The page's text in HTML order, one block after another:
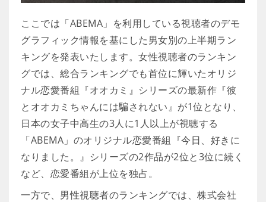
ここでは「ABEMA」を利用している視聴者のデモ
グラフィック情報を基にした男女別の上半期ラン
キングを発表いたします。女性視聴者のランキン
グでは、総合ランキングでも首位に輝いたオリジ
ナル恋愛番組『オオカミ』シリーズの最新作『彼
とオオカミちゃんには騙されない』が1位となり、
日本の女子中高生の3人に1人以上が視聴する
「ABEMA」のオリジナル恋愛番組『今日、好きに
なりました。』シリーズの2作品が2位と3位に続く
など、恋愛番組が上位を独占。
一方で、男性視聴者のランキングでは、株式会社